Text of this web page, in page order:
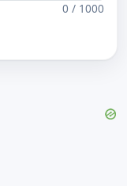
0 / 1000